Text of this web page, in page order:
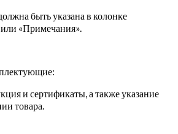
быть указана в колонке
«Примечания».
и сертификаты, а также указание
товара.